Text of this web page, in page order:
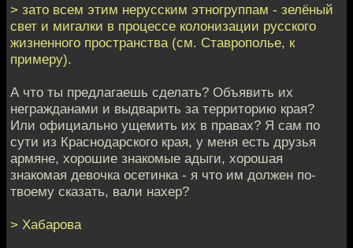
> зато всем этим нерусским этногруппам - зелёный
свет и мигалки в процессе колонизации русского
жизненного пространства (см. Ставрополье, к
примеру).
А что ты предлагаешь сделать? Объявить их
негражданами и выдварить за территорию края?
Или официально ущемить их в правах? Я сам по
сути из Краснодарского края, у меня есть друзья
армяне, хорошие знакомые адыги, хорошая
знакомая девочка осетинка - я что им должен по-
твоему сказать, вали нахер?
> Хабарова